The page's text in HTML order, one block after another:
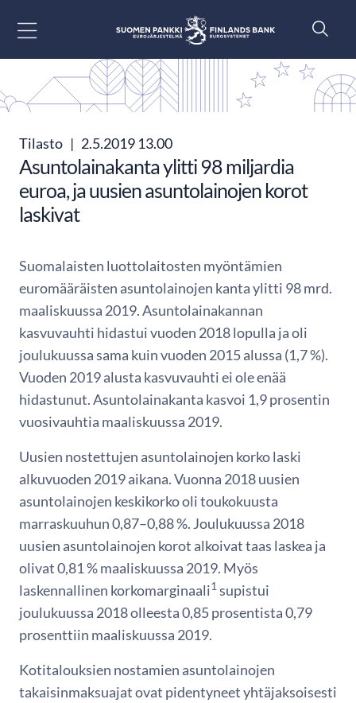
Tilasto | 2.5.2019 13.00
Asuntolainakanta ylitti 98 miljardia
euroa, ja uusien asuntolainojen korot
laskivat
Suomalaisten luottolaitosten myöntämien
euromääräisten asuntolainojen kanta ylitti 98 mrd.
maaliskuussa 2019. Asuntolainakannan
kasvuvauhti hidastui vuoden 2018 lopulla ja oli
joulukuussa sama kuin vuoden 2015 alussa (1,7 %).
Vuoden 2019 alusta kasvuvauhti ei ole enää
hidastunut. Asuntolainakanta kasvoi 1,9 prosentin
vuosivauhtia maaliskuussa 2019.
Uusien nostettujen asuntolainojen korko laski
alkuvuoden 2019 aikana. Vuonna 2018 uusien
asuntolainojen keskikorko oli toukokuusta
marraskuuhun 0,87–0,88 %. Joulukuussa 2018
uusien asuntolainojen korot alkoivat taas laskea ja
olivat 0,81 % maaliskuussa 2019. Myös
laskennallinen korkomarginaali1supistui
joulukuussa 2018 olleesta 0,85 prosentista 0,79
prosenttiin maaliskuussa 2019.
Kotitalouksien nostamien asuntolainojen
takaisinmaksuajat ovat pidentyneet yhtäjaksoisesti